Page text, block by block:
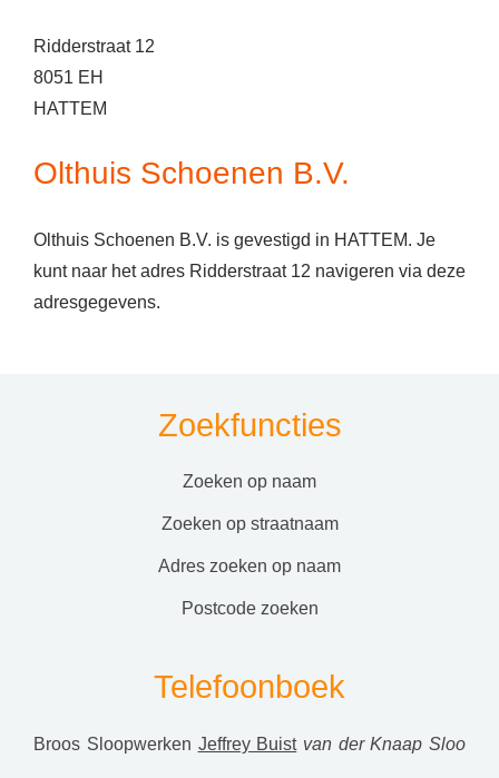
Ridderstraat 12
8051 EH
HATTEM
Olthuis Schoenen B.V.
Olthuis Schoenen B.V. is gevestigd in HATTEM. Je
kunt naar het adres Ridderstraat 12 navigeren via deze
adresgegevens.
Zoekfuncties
zoeken op naam
zoeken op straatnaam
adres zoeken op naam
postcode zoeken
Telefoonboek
Broos Sloopwerken Jeffrey Buist van der Knaap Sloo